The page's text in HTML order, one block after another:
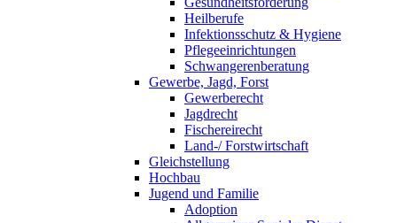
Heilberufe
Infektionsschutz & Hygiene
Pflegeeinrichtungen
Schwangerenberatung
Gewerbe, Jagd, Forst
Gewerberecht
Jagdrecht
Fischereirecht
Land-/ Forstwirtschaft
Gleichstellung
Hochbau
Jugend und Familie
Adoption